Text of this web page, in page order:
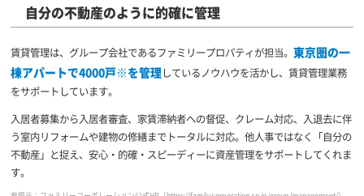
自分の不動産のように的確に管理
賃貸管理は、グループ会社であるファミリープロパティが担当。東京圏の一
棟アパートで4000戸※を管理しているノウハウを活かし、賃貸管理業務
をサポートしています。
入居者募集から入居者審査、家賃滞納者への督促、クレーム対応、入退去に伴
う室内リフォームや建物の修繕までトータルに対応。他人事ではなく「自分の
不動産」と捉え、安心・的確・スピーディーに資産管理をサポートしてくれま
す。